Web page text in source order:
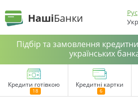
НашіБанки
Рус
Укр
Підбір та замовлення
українських
Кредити готівкою Кредитні картки